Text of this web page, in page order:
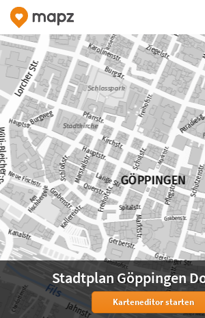
Stadtplan Göppingen
Karteneditor starten